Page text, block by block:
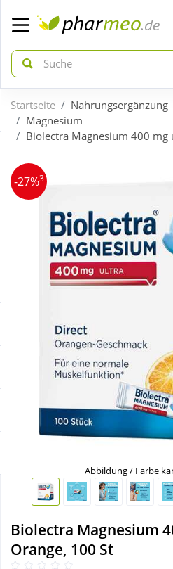
zurück
Aktuelle Coupons
Gratis dazu
Neuheiten
Schnäppchen
Sparsets
zurück
Arzneimittel
Bio & Genuss
Diabetes
Körperpflege & Kosmetik
Liebe & Erotik
Mutter & Kind
Natur & Homöopathie
Sanitätshaus
Startseite Nahrungsergänzung
Magnesium
Biolectra Magnesium 400 mg
-27%3
Abbildung / Farbe
Biolectra Magnesium
Orange, 100 St